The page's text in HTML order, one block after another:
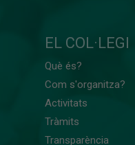
EL COL·LEGI
Què és?
Com s'organitza?
Activitats
Tràmits
Transparència